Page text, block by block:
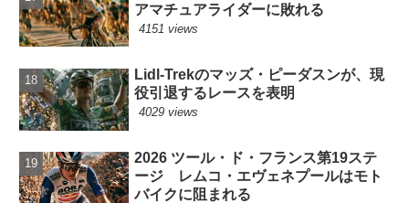
アマチュアライダーに敗れる
4151 views
Lidl-Trekのマッズ・ピーダスンが、現
役引退するレースを表明
4029 views
2026 ツール・ド・フランス第19ステ
ージ レムコ・エヴェネプールはモト
バイクに阻まれる